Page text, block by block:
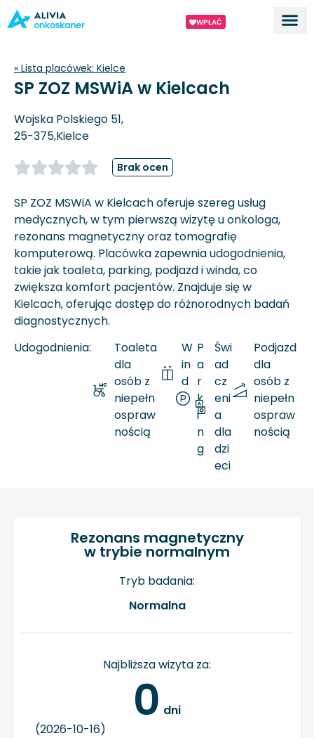
WPŁAĆ
« Lista placówek: Kielce
SP ZOZ MSWiA w Kielcach
Wojska Polskiego 51,
25-375,Kielce
Brak ocen
SP ZOZ MSWiA w Kielcach oferuje szereg usług
medycznych, w tym pierwszą wizytę u onkologa,
rezonans magnetyczny oraz tomografię
komputerową. Placówka zapewnia udogodnienia,
takie jak toaleta, parking, podjazd i winda, co
zwiększa komfort pacjentów. Znajduje się w
Kielcach, oferując dostęp do różnorodnych badań
diagnostycznych.
Udogodnienia:
Toaleta
dla
osób z
niepełn
ospraw
nością
W
in
d
a
P
a
r
k
i
n
g
Świ
ad
cz
eni
a
dla
dzi
eci
Podjazd
dla
osób z
niepełn
ospraw
nością
Rezonans magnetyczny
w trybie normalnym
Tryb badania:
Normalna
Najbliższa wizyta za:
0 dni
(2026-10-16)